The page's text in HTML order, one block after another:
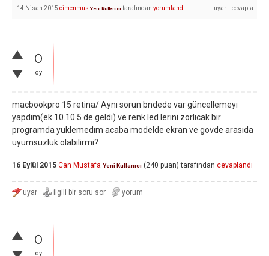
14 Nisan 2015 cimenmus Yeni Kullanıcı tarafından yorumlandı
0
oy
macbookpro 15 retina/ Aynı sorun bndede var güncellemeyı
yapdım(ek 10.10.5 de geldi) ve renk led lerini zorlıcak bir
programda yuklemedım acaba modelde ekran ve govde arasıda
uyumsuzluk olabilirmi?
16 Eylül 2015 Can Mustafa Yeni Kullanıcı (240 puan) tarafından cevaplandı
0
oy